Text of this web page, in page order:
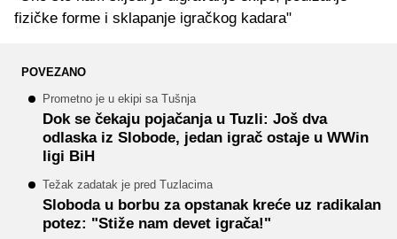
fizičke forme i sklapanje igračkog kadara"
POVEZANO
Prometno je u ekipi sa Tušnja
Dok se čekaju pojačanja u Tuzli: Još dva
odlaska iz Slobode, jedan igrač ostaje u WWin
ligi BiH
Težak zadatak je pred Tuzlacima
Sloboda u borbu za opstanak kreće uz radikalan
potez: "Stiže nam devet igrača!"